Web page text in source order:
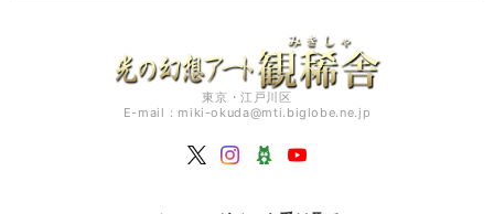
無事に届きました。とても美しくて気持ちがスッと整う、そんなカード
です。これからゆっくりと活用していきます。特典も嬉しくてすぐに飾
りました。この度はどうも有難うございました☆
りがとうございました。 是非ご活用くださいね！ ありが
東京・江戸川区
E-mail： miki-okuda@mti.biglobe.ne.jp